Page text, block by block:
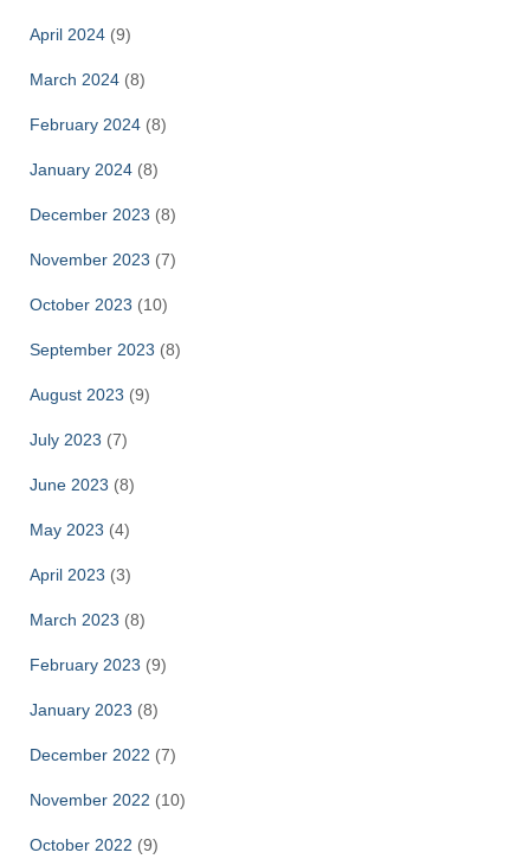
April 2024 (9)
March 2024 (8)
February 2024 (8)
January 2024 (8)
December 2023 (8)
November 2023 (7)
October 2023 (10)
September 2023 (8)
August 2023 (9)
July 2023 (7)
June 2023 (8)
May 2023 (4)
April 2023 (3)
March 2023 (8)
February 2023 (9)
January 2023 (8)
December 2022 (7)
November 2022 (10)
October 2022 (9)